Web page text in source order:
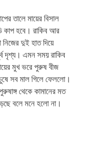
তালে মায়ের বিসাল
কাপ হবে। রাকিব আর
দুই হাত দিয়ে
দৃশ্য। এমন সময় রাকিব
মুখ ভরে পুরুষ বীজ
সব মাল গিলে ফেললো।
থেকে কামানের মত
বলে মনে হলো না।